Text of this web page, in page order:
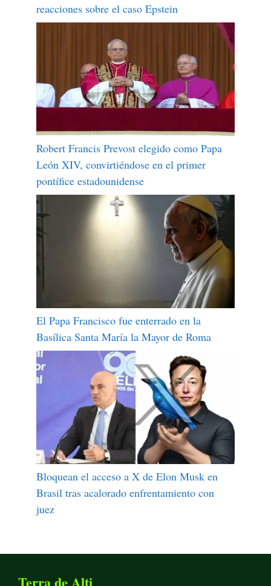
reacciones sobre el caso Epstein
Robert Francis Prevost elegido como Papa
León XIV, convirtiéndose en el primer
pontífice estadounidense
El Papa Francisco fue enterrado en la
Basílica Santa María la Mayor de Roma
Bloquean el acceso a X de Elon Musk en
Brasil tras acalorado enfrentamiento con
juez